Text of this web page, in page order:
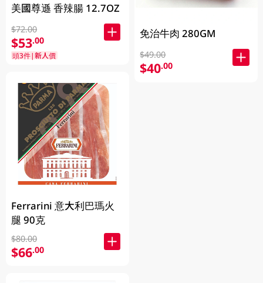
美國尊遜 香辣腸 12.7OZ
$72.00
$53.00
頭3件|新人價
Ferrarini 意大利巴瑪火
腿 90克
$80.00
$66.00
免治牛肉 280GM
$49.00
$40.00